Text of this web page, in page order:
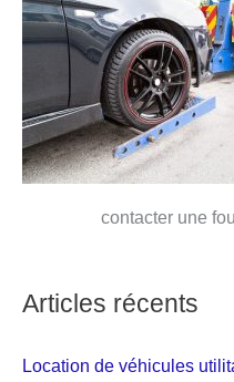
contacter une
Articles récents
Location de véhicules